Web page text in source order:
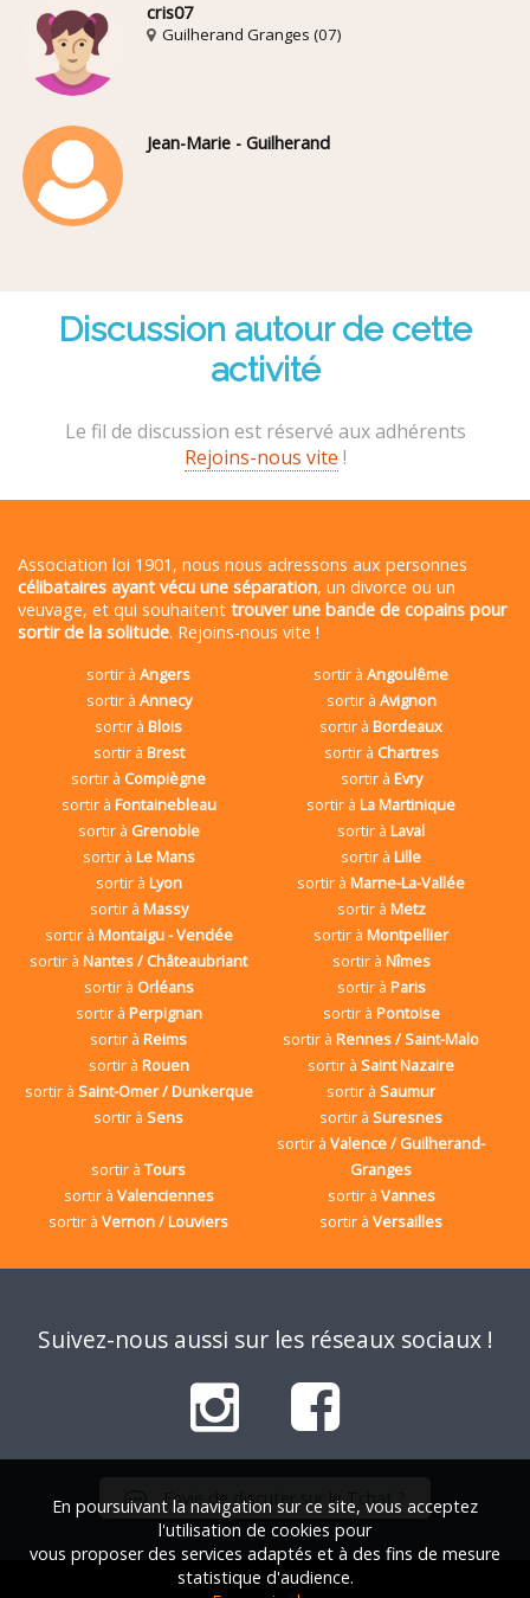
cris07
Guilherand Granges (07)
Jean-Marie - Guilherand
Discussion autour de cette
activité
Le fil de discussion est réservé aux adhérents
Rejoins-nous vite !
Association loi 1901, nous nous adressons aux personnes
célibataires ayant vécu une séparation, un divorce ou un
veuvage, et qui souhaitent trouver une bande de copains pour
sortir de la solitude. Rejoins-nous vite !
sortir àAngers sortir àAngoulême
sortir à Annecy sortir à Avignon
sortir àBlois sortir àBordeaux
sortir à Brest sortir à Chartres
sortir à Compiègne sortir à Evry
sortir à Fontainebleau sortir àLa Martinique
sortir à Grenoble sortir àLaval
sortir à Le Mans sortir àLille
sortir à Lyon sortir àMarne-La-Vallée
sortir à Massy sortir à Metz
sortir à Montaigu - Vendée sortir àMontpellier
sortir àNantes / Châteaubriant sortir à Nîmes
sortir à Orléans sortir à Paris
sortir à Perpignan sortir à Pontoise
sortir àReims sortir àRennes / Saint-Malo
sortir à Rouen sortir àSaint Nazaire
sortir à Saint-Omer / Dunkerque sortir àSaumur
sortir àSens sortir àSuresnes
sortir àTours
sortir àValence / Guilherand-
Granges
sortir à Valenciennes sortir à Vannes
sortir àVernon / Louviers sortir àVersailles
Suivez-nous aussi sur les réseaux sociaux !
Envie de discuter sur le Tchat ?
En poursuivant la navigation sur ce site, vous acceptez
l'utilisation de cookies pour
vous proposer des services adaptés et à des fins de mesure
statistique d'audience.